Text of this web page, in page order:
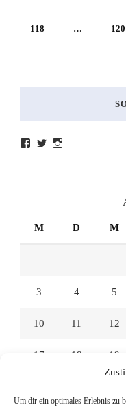
Um dir ein optimales Erlebnis zu
Beiträge
SEITE
118 … 120
ProfilProfil
M D M
3 4 5
10 11 12
17 18 19